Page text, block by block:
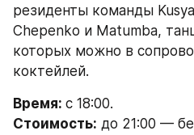
резиденты команды
Chepenko и Matumba,
которых можно в
коктейлей.
Время: с 18:00.
Стоимость: до 21:00 —